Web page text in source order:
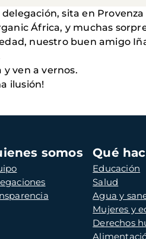
sita en
África, y muchas
nuestro buen amigo
ven a vernos.
ilusión!
somos Qué
Educación
Salud
Agua y
Mujeres y
Derechos